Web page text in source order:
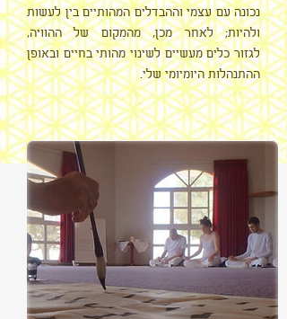
נכונה עם עצמי וההבדלים המהותיים בין לעשות
ולהיות; לאחר מכן, מהמקום של ההוויה,
לגזור כלים מעשיים לשינוי מהותי בחיים ובאופן
ההתנהלות היומיומי שלי.